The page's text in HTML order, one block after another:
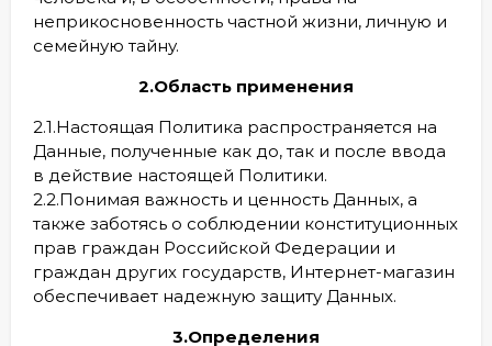
неприкосновенность частной жизни, личную и
семейную тайну.
2.Область применения
2.1.Настоящая Политика распространяется на
Данные, полученные как до, так и после ввода
в действие настоящей Политики.
2.2.Понимая важность и ценность Данных, а
также заботясь о соблюдении конституционных
прав граждан Российской Федерации и
граждан других государств, Интернет-магазин
обеспечивает надежную защиту Данных.
3.Определения